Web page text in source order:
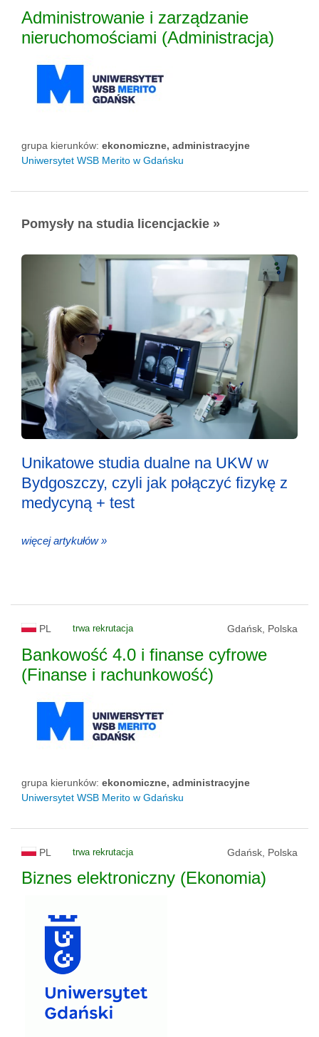
Administrowanie i zarządzanie
nieruchomościami (Administracja)
grupa kierunków: ekonomiczne, administracyjne
Uniwersytet WSB Merito w Gdańsku
Pomysły na studia licencjackie »
Unikatowe studia dualne na UKW w
Bydgoszczy, czyli jak połączyć fizykę z
medycyną + test
więcej artykułów »
PL trwa rekrutacja Gdańsk, Polska
Bankowość 4.0 i finanse cyfrowe
(Finanse i rachunkowość)
grupa kierunków: ekonomiczne, administracyjne
Uniwersytet WSB Merito w Gdańsku
PL trwa rekrutacja Gdańsk, Polska
Biznes elektroniczny (Ekonomia)